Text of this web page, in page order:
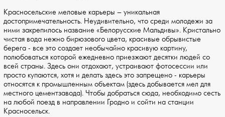
Красносельские меловые карьеры – уникальная
достопримечательность. Неудивительно, что среди молодежи за
ними закрепилось название «Белорусские Мальдивы». Кристально
чистая вода нежно бирюзового цвета, красивые обрывистые
берега - все это создает необычайно красивую картину,
полюбоваться которой ежедневно приезжают десятки людей со
всей страны. Здесь они отдохают, устраивают фотосессии или
просто купаются, хотя и делать здесь это запрещено - карьеры
относятся к промышленным объектам (здесь добывается мел для
местного цементзавода). Чтобы добраться сюда, необходимо сесть
на любой поезд в направлении Гродно и сойти на станции
Красносельск.